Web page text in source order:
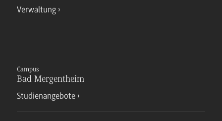
Verwaltung
Campus
Bad Mergentheim
Studienangebote